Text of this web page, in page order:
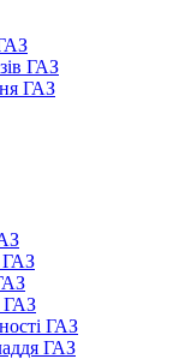
ГАЗ
ГАЗ
ГАЗ
ГАЗ
ГАЗ
ГАЗ